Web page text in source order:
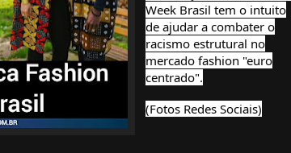
Week Brasil tem o intuito
de ajudar a combater o
racismo estrutural no
mercado fashion "euro
centrado".
(Fotos Redes Sociais)